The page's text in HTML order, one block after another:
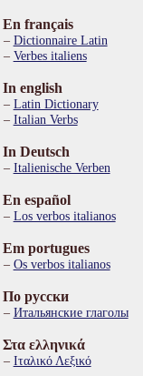
En français
Dictionnaire Latin
Verbes italiens
In english
Latin Dictionary
Italian Verbs
In Deutsch
Italienische Verben
En español
Los verbos italianos
Em portugues
Os verbos italianos
По русски
Итальянские глаголы
Στα ελληνικά
Ιταλικό Λεξικό